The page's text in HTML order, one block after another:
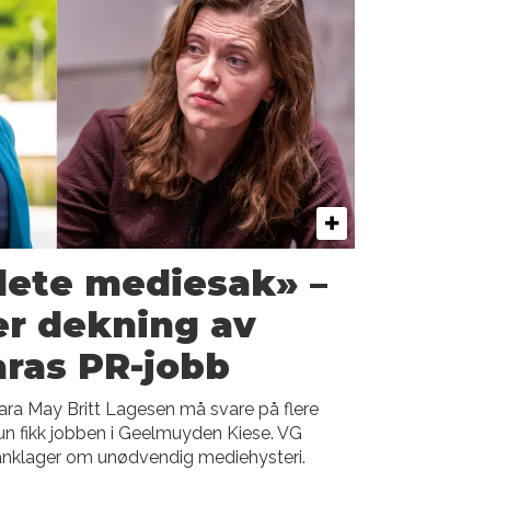
mediesak» –
dekning av
PR-jobb
May Britt Lagesen må svare på flere
fikk jobben i Geelmuyden Kiese. VG
om unødvendig mediehysteri.